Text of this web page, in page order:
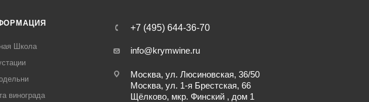
Школа
винограда
+7 (495) 644-36-70
info@krymwine.ru
Москва, ул. Люсиновская, 36/50
Москва, ул. 1-я Брестская, 66
Щёлково, мкр. Финский , дом 1